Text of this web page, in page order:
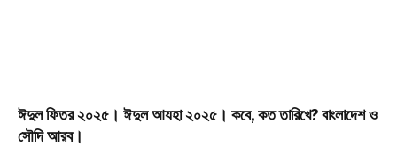
ঈদুল ফিতর ২০২৫। ঈদুল আযহা ২০২৫। কবে, কত তারিখে? বাংলাদেশ ও
সৌদি আরব।